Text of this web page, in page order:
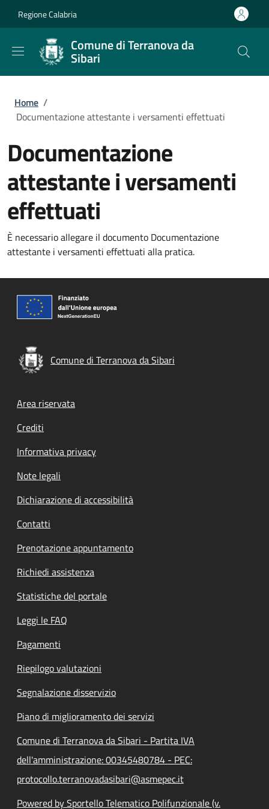
Regione Calabria
Comune di Terranova da
Sibari
Briciole di pane
Home /
Documentazione attestante i versamenti effettuati
Documentazione
attestante i versamenti
effettuati
È necessario allegare il documento Documentazione
attestante i versamenti effettuati alla pratica.
Comune di Terranova da Sibari
Footer menu
Area riservata
Crediti
Informativa privacy
Note legali
Dichiarazione di accessibilità
Contatti
Prenotazione appuntamento
Richiedi assistenza
Statistiche del portale
Leggi le FAQ
Pagamenti
Riepilogo valutazioni
Segnalazione disservizio
Piano di miglioramento dei servizi
Comune di Terranova da Sibari - Partita IVA
dell'amministrazione: 00345480784 - PEC:
protocollo.terranovadasibari@asmepec.it
Powered by Sportello Telematico Polifunzionale (v.